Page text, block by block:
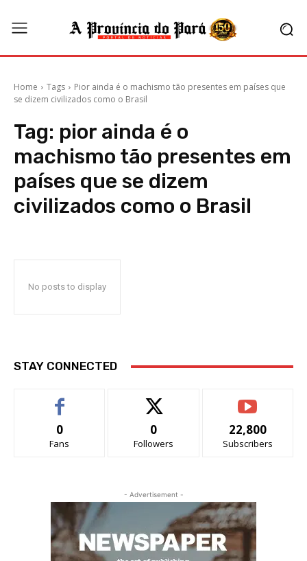
Home Tags
Pior ainda é o machismo tão presentes em países que
se dizem civilizados como o Brasil
Tag: pior ainda é o
machismo tão presentes em
países que se dizem
civilizados como o Brasil
No posts to display
STAY CONNECTED
0
Fans
0
Followers
22,800
Subscribers
- Advertisement -